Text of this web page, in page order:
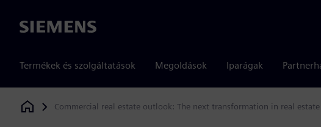
Siemens
Termékek és szolgáltatások Megoldások Iparágak
Siemens Digital Industries Software
Commercial real estate outlook: The next transformation in real